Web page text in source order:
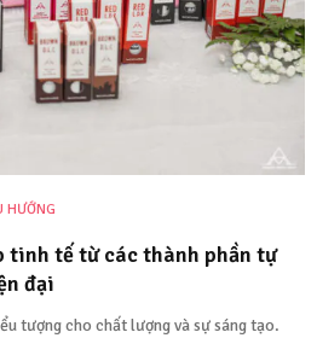
HƯỚNG
tinh tế từ các thành phần tự
đại
tượng cho chất lượng và sự sáng tạo.